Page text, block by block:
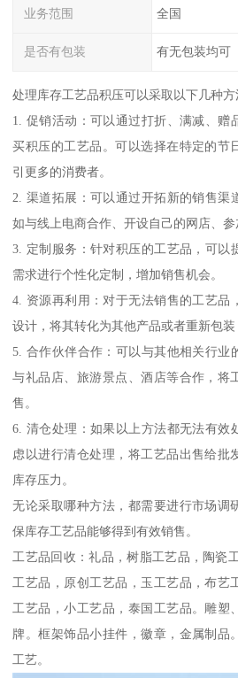
业务范围 全国
是否有包装 有无包装均可
处理库存工艺品积压可以采取以下几种方
1. 促销活动：可以通过打折、满减、赠
买积压的工艺品。可以选择在特定的节
引更多的消费者。
2. 渠道拓展：可以通过开拓新的销售渠
如与线上电商合作、开设自己的网店、参
3. 定制服务：针对积压的工艺品，可以
需求进行个性化定制，增加销售机会。
4. 资源再利用：对于无法销售的工艺品
设计，将其转化为其他产品或者重新包装
5. 合作伙伴合作：可以与其他相关行业
与礼品店、旅游景点、酒店等合作，将
售。
6. 清仓处理：如果以上方法都无法有效
虑以进行清仓处理，将工艺品出售给批
库存压力。
无论采取哪种方法，都需要进行市场调
保库存工艺品能够得到有效销售。
工艺品回收：礼品，树脂工艺品，陶瓷
工艺品，原创工艺品，玉工艺品，布艺
工艺品，小工艺品，泰国工艺品。雕塑
牌。框架饰品小挂件，徽章，金属制品
工艺。